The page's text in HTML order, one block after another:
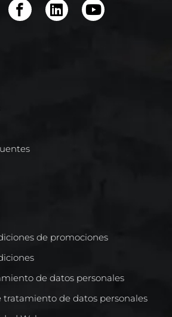
de promociones
de datos personales
tratamiento de datos personales